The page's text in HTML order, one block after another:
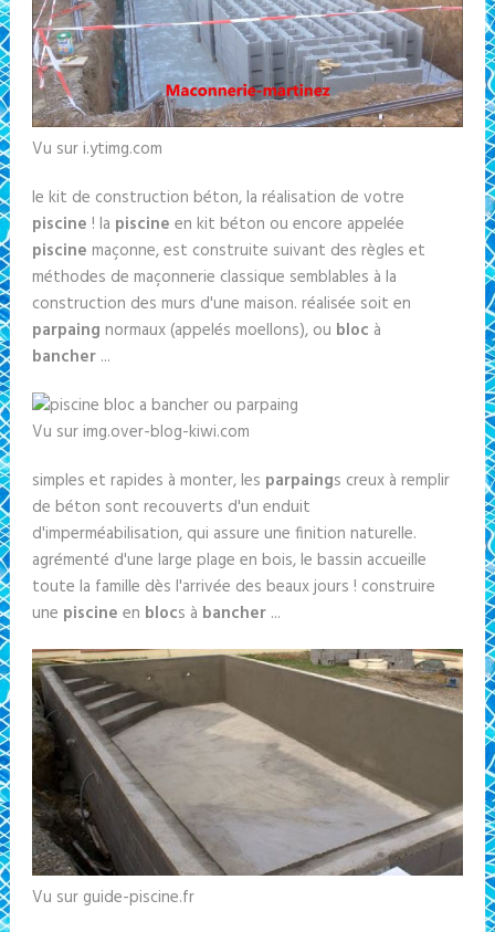
Vu sur i.ytimg.com
le kit de construction béton, la réalisation de votre
piscine ! la piscine en kit béton ou encore appelée
piscine maçonne, est construite suivant des règles et
méthodes de maçonnerie classique semblables à la
construction des murs d'une maison. réalisée soit en
parpaing normaux (appelés moellons), ou bloc à
bancher...
Vu sur img.over-blog-kiwi.com
simples et rapides à monter, les parpaings creux à remplir
de béton sont recouverts d'un enduit
d'imperméabilisation, qui assure une finition naturelle.
agrémenté d'une large plage en bois, le bassin accueille
toute la famille dès l'arrivée des beaux jours ! construire
une piscine en blocs à bancher...
Vu sur guide-piscine.fr